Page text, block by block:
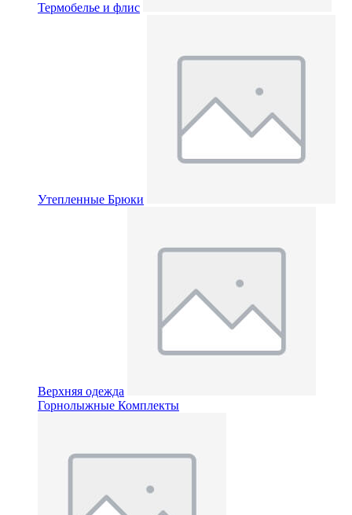
Термобелье и флис
Утепленные Брюки
Верхняя одежда
Горнолыжные Комплекты